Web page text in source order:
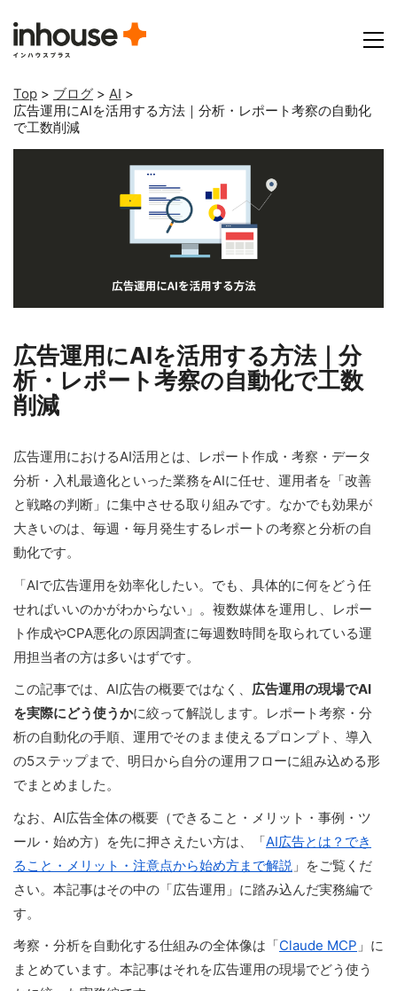
Top > ブログ > AI >
広告運用にAIを活用する方法｜分析・レポート考察の自動化
で工数削減
広告運用にAIを活用する方法｜分
析・レポート考察の自動化で工数
削減
広告運用におけるAI活用とは、レポート作成・考察・データ
分析・入札最適化といった業務をAIに任せ、運用者を「改善
と戦略の判断」に集中させる取り組みです。なかでも効果が
大きいのは、毎週・毎月発生するレポートの考察と分析の自
動化です。
「AIで広告運用を効率化したい。でも、具体的に何をどう任
せればいいのかがわからない」。複数媒体を運用し、レポー
ト作成やCPA悪化の原因調査に毎週数時間を取られている運
用担当者の方は多いはずです。
この記事では、AI広告の概要ではなく、 広告運用の現場でAI
を実際にどう使うかに絞って解説します。レポート考察・分
析の自動化の手順、運用でそのまま使えるプロンプト、導入
の5ステップまで、明日から自分の運用フローに組み込める形
でまとめました。
なお、AI広告全体の概要（できること・メリット・事例・ツ
ール・始め方）を先に押さえたい方は、「AI広告とは？でき
ること・メリット・注意点から始め方まで解説 」をご覧くだ
さい。本記事はその中の「広告運用」に踏み込んだ実務編で
す。
考察・分析を自動化する仕組みの全体像は「Claude MCP 」に
まとめています。本記事はそれを広告運用の現場でどう使う